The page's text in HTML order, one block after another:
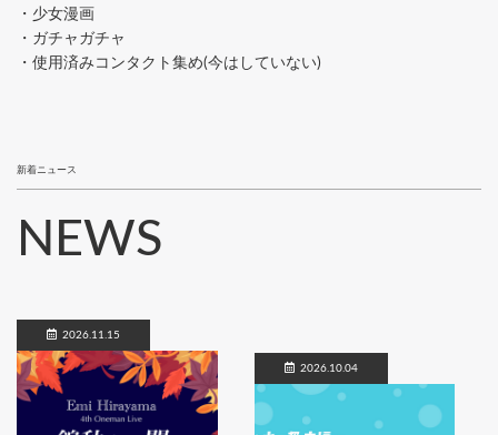
・少女漫画
・ガチャガチャ
・使用済みコンタクト集め(今はしていない)
新着ニュース
NEWS
2026.11.15
2026.10.04